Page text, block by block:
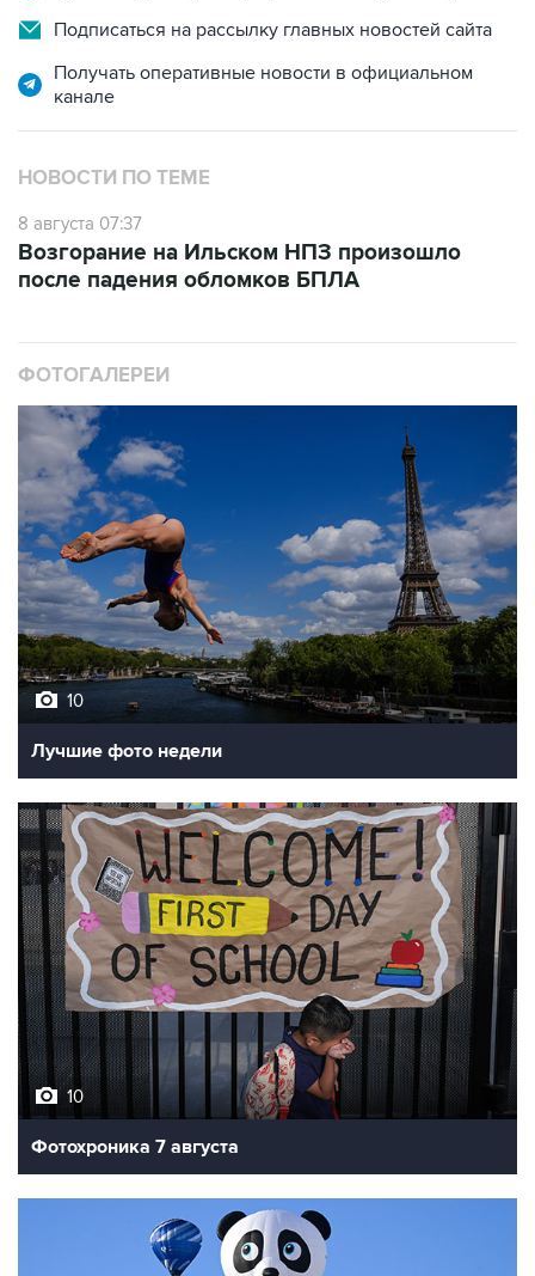
Подписаться на рассылку главных новостей сайта
Получать оперативные новости в официальном
канале
НОВОСТИ ПО ТЕМЕ
8 августа 07:37
Возгорание на Ильском НПЗ произошло
после падения обломков БПЛА
ФОТОГАЛЕРЕИ
10
Лучшие фото недели
10
Фотохроника 7 августа